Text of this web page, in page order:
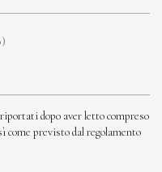
dopo aver letto compreso